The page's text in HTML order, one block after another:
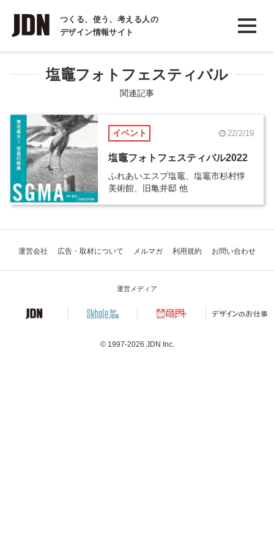
つくる、使う、考える人の
デザイン情報サイト
INTERVIEW
インタビュー
REPORT
COLUMN
コラム
塩竈フォトフェスティバル
関連記事
イベント 22/2/19
塩竈フォトフェスティバル2022
ふれあいエスプ塩竈、塩竈市杉村惇
美術館、旧亀井邸 他
運営会社 広告・取材について メルマガ 利用規約 お問い合わせ
運営メディア
© 1997-2026 JDN Inc.